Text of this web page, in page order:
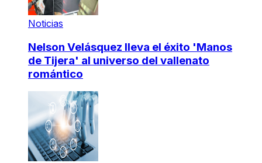
Noticias
Nelson Velásquez lleva el éxito 'Manos
de Tijera' al universo del vallenato
romántico